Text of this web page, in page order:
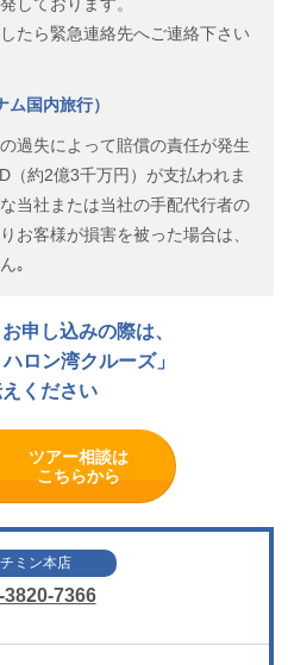
たら緊急連絡先へご連絡下さい
国内旅行）
過失によって賠償の責任が発生
（約2億3千万円）が支払われま
当社または当社の手配代行者の
お客様が損害を被った場合は、
｡
申し込みの際は、
ロン湾クルーズ」
ください
ツアー相談は
こちらから
ミン本店
3820-7366